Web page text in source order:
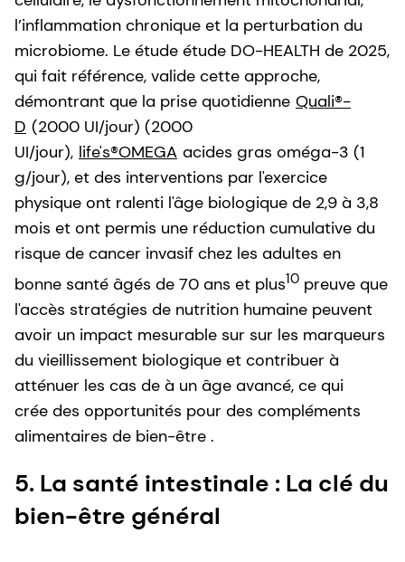
l’inflammation chronique et la perturbation du
microbiome. Le étude étude DO-HEALTH de 2025,
qui fait référence, valide cette approche,
démontrant que la prise quotidienne Quali®-
D (2000 UI/jour) (2000
UI/jour), life's®OMEGA acides gras oméga-3 (1
g/jour), et des interventions par l'exercice
physique ont ralenti l'âge biologique de 2,9 à 3,8
mois et ont permis une réduction cumulative du
risque de cancer invasif chez les adultes en
bonne santé âgés de 70 ans et plus10 preuve que
l'accès stratégies de nutrition humaine peuvent
avoir un impact mesurable sur sur les marqueurs
du vieillissement biologique et contribuer à
atténuer les cas de à un âge avancé, ce qui
crée des opportunités pour des compléments
alimentaires de bien-être .
5. La santé intestinale : La clé du
bien-être général